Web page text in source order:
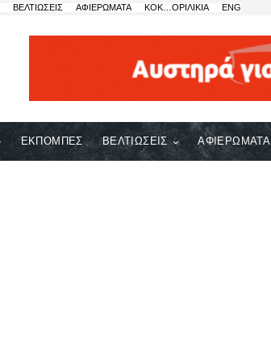
ΒΕΛΤΙΩΣΕΙΣ ΑΦΙΕΡΩΜΑΤΑ ΚΟΚ…ΟΡΙΛΙΚΙΑ ENG
ΕΚΠΟΜΠΕΣ ΒΕΛΤΙΩΣΕΙΣ ΑΦΙΕΡΩΜΑΤΑ